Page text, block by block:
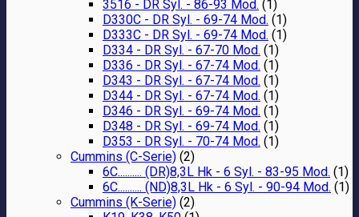
3516 - DR Syl. - 86-93 Mod. (1)
D330C - DR Syl. - 69-74 Mod. (1)
D333C - DR Syl. - 69-74 Mod. (1)
D334 - DR Syl. - 67-70 Mod. (1)
D336 - DR Syl. - 67-74 Mod. (1)
D343 - DR Syl. - 67-74 Mod. (1)
D344 - DR Syl. - 67-74 Mod. (1)
D346 - DR Syl. - 69-74 Mod. (1)
D348 - DR Syl. - 69-74 Mod. (1)
D353 - DR Syl. - 70-74 Mod. (1)
Cummins (C-Serie) (2)
6C.......... (DR)8,3L Hk - 6 Syl. - 83-95 Mod. (1)
6C.......... (ND)8,3L Hk - 6 Syl. - 90-94 Mod. (1)
Cummins (K-Serie) (2)